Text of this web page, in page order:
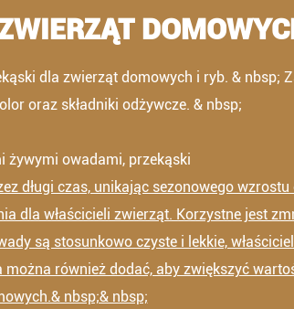
dla zwierząt domowych i ryb. & nbsp;
oraz składniki odżywcze. & nbsp;
żywymi owadami, przekąski
długi czas, unikając sezonowego
dla właścicieli zwierząt. Korzystne jest
są stosunkowo czyste i lekkie,
również dodać, aby zwiększyć
nbsp;& nbsp;